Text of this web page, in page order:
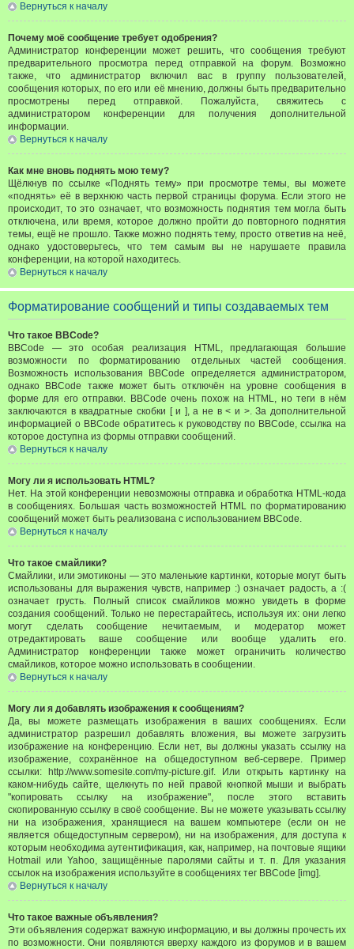
Вернуться к началу
Почему моё сообщение требует одобрения?
Администратор конференции может решить, что сообщения требуют
предварительного просмотра перед отправкой на форум. Возможно
также, что администратор включил вас в группу пользователей,
сообщения которых, по его или её мнению, должны быть предварительно
просмотрены перед отправкой. Пожалуйста, свяжитесь с
администратором конференции для получения дополнительной
информации.
Вернуться к началу
Как мне вновь поднять мою тему?
Щёлкнув по ссылке «Поднять тему» при просмотре темы, вы можете
«поднять» её в верхнюю часть первой страницы форума. Если этого не
происходит, то это означает, что возможность поднятия тем могла быть
отключена, или время, которое должно пройти до повторного поднятия
темы, ещё не прошло. Также можно поднять тему, просто ответив на неё,
однако удостоверьтесь, что тем самым вы не нарушаете правила
конференции, на которой находитесь.
Вернуться к началу
Форматирование сообщений и типы создаваемых тем
Что такое BBCode?
BBCode — это особая реализация HTML, предлагающая большие
возможности по форматированию отдельных частей сообщения.
Возможность использования BBCode определяется администратором,
однако BBCode также может быть отключён на уровне сообщения в
форме для его отправки. BBCode очень похож на HTML, но теги в нём
заключаются в квадратные скобки [ и ], а не в < и >. За дополнительной
информацией о BBCode обратитесь к руководству по BBCode, ссылка на
которое доступна из формы отправки сообщений.
Вернуться к началу
Могу ли я использовать HTML?
Нет. На этой конференции невозможны отправка и обработка HTML-кода
в сообщениях. Большая часть возможностей HTML по форматированию
сообщений может быть реализована с использованием BBCode.
Вернуться к началу
Что такое смайлики?
Смайлики, или эмотиконы — это маленькие картинки, которые могут быть
использованы для выражения чувств, например :) означает радость, а :(
означает грусть. Полный список смайликов можно увидеть в форме
создания сообщений. Только не перестарайтесь, используя их: они легко
могут сделать сообщение нечитаемым, и модератор может
отредактировать ваше сообщение или вообще удалить его.
Администратор конференции также может ограничить количество
смайликов, которое можно использовать в сообщении.
Вернуться к началу
Могу ли я добавлять изображения к сообщениям?
Да, вы можете размещать изображения в ваших сообщениях. Если
администратор разрешил добавлять вложения, вы можете загрузить
изображение на конференцию. Если нет, вы должны указать ссылку на
изображение, сохранённое на общедоступном веб-сервере. Пример
ссылки: http://www.somesite.com/my-picture.gif. Или открыть картинку на
каком-нибудь сайте, щелкнуть по ней правой кнопкой мыши и выбрать
"копировать ссылку на изображение", после этого вставить
скопированную ссылку в своё сообщение. Вы не можете указывать ссылку
ни на изображения, хранящиеся на вашем компьютере (если он не
является общедоступным сервером), ни на изображения, для доступа к
которым необходима аутентификация, как, например, на почтовые ящики
Hotmail или Yahoo, защищённые паролями сайты и т. п. Для указания
ссылок на изображения используйте в сообщениях тег BBCode [img].
Вернуться к началу
Что такое важные объявления?
Эти объявления содержат важную информацию, и вы должны прочесть их
по возможности. Они появляются вверху каждого из форумов и в вашем